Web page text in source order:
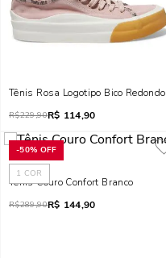
Tênis Rosa Logotipo Bico Redondo
R$229,90R$ 114,90
-50% OFF
1 COR
Tênis Couro Confort Branco
R$289,90R$ 144,90